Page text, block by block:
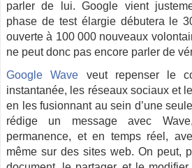
parler de lui. Google vient
phase de test élargie débutera le
ouverte à 100 000 nouveaux
ne peut donc pas encore parler de
Google Wave veut repenser le
instantanée, les réseaux sociaux et
en les fusionnant au sein d’une
rédige un message avec
permanence, et en temps réel,
même sur des sites web. On peut,